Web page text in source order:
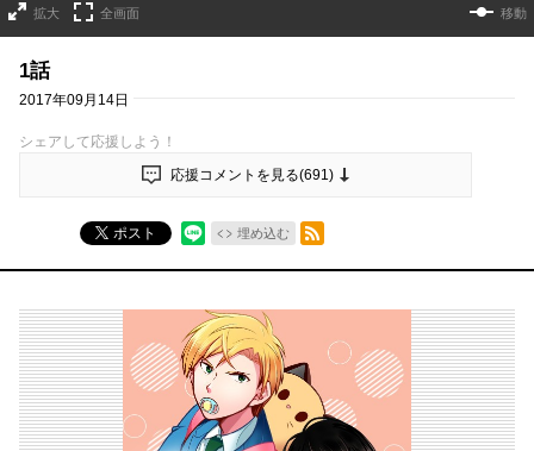
拡大 全画面 移動
1話
2017年09月14日
シェアして応援しよう！
応援コメントを見る(691)
ポスト 埋め込む
RSSフィード